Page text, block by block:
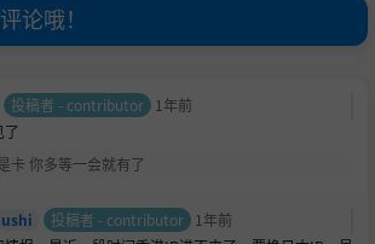
论哦！
投稿者 - contributor
1年前
了
卡 你多等一会就有了
投稿者 - contributor
1年前